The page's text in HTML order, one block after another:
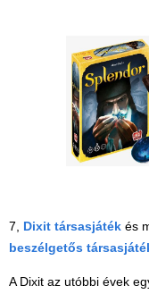
7, Dixit társasjáték és
beszélgetős
A Dixit az utóbbi évek